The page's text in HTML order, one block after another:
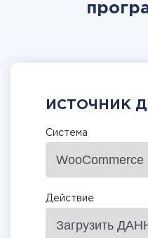
ИСТОЧНИК
Система
Действие